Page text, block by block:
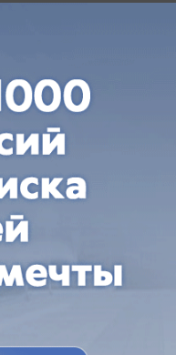
у них не